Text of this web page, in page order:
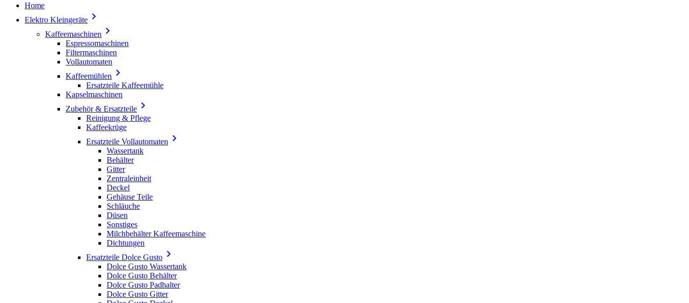
Home
Elektro Kleingeräte 
Kaffeemaschinen 
Espressomaschinen
Filtermaschinen
Vollautomaten
Kaffeemühlen 
Ersatzteile Kaffeemühle
Kapselmaschinen
Zubehör & Ersatzteile 
Reinigung & Pflege
Kaffeekrüge
Ersatzteile Vollautomaten 
Wassertank
Behälter
Gitter
Zentraleinheit
Deckel
Gehäuse Teile
Schläuche
Düsen
Sonstiges
Milchbehälter Kaffeemaschine
Dichtungen
Ersatzteile Dolce Gusto 
Dolce Gusto Wassertank
Dolce Gusto Behälter
Dolce Gusto Padhalter
Dolce Gusto Gitter